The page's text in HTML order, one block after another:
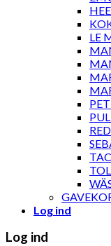
LE
Log ind
Log ind